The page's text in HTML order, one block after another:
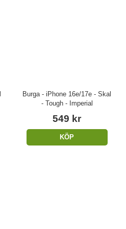
Burga - iPhone 16e/17e - Skal
- Tough - Imperial
549 kr
KÖP